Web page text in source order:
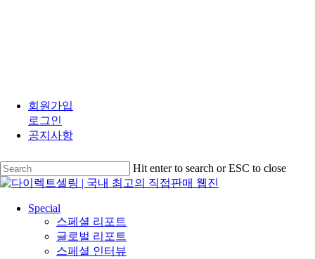
main
content
회원가입
로그인
공지사항
Hit enter to search or ESC to close
Close
search
Menu
Special
스페셜 리포트
글로벌 리포트
스페셜 인터뷰